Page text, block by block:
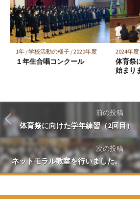
1年/学校活動の様子/2020年度
１年生合唱コンクール
2024年度
体育祭
始まり
前の投稿
体育祭に向けた学年練習（2回目）
次の投稿
ネットモラル教室を行いました。